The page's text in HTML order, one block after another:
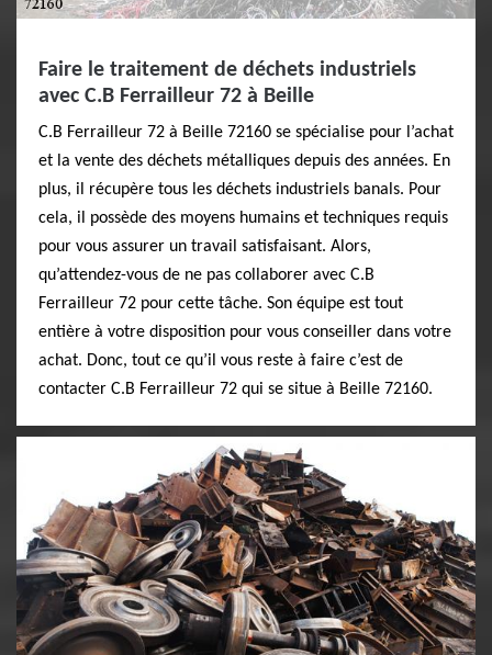
Faire le traitement de déchets industriels
avec C.B Ferrailleur 72 à Beille
C.B Ferrailleur 72 à Beille 72160 se spécialise pour l’achat
et la vente des déchets métalliques depuis des années. En
plus, il récupère tous les déchets industriels banals. Pour
cela, il possède des moyens humains et techniques requis
pour vous assurer un travail satisfaisant. Alors,
qu’attendez-vous de ne pas collaborer avec C.B
Ferrailleur 72 pour cette tâche. Son équipe est tout
entière à votre disposition pour vous conseiller dans votre
achat. Donc, tout ce qu’il vous reste à faire c’est de
contacter C.B Ferrailleur 72 qui se situe à Beille 72160.